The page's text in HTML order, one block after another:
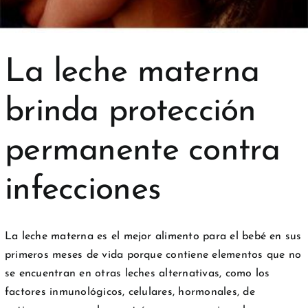
La leche materna
brinda protección
permanente contra
infecciones
La leche materna es el mejor alimento para el bebé en sus
primeros meses de vida porque contiene elementos que no
se encuentran en otras leches alternativas, como los
factores inmunológicos, celulares, hormonales, de